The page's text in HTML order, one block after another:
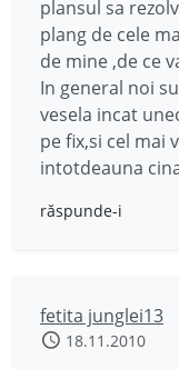
plansul sa
plang de cele
de mine ,de ce
In general noi
vesela incat
pe fix,si cel mai
intotdeauna
răspunde-i
fetita junglei13
18.11.2010